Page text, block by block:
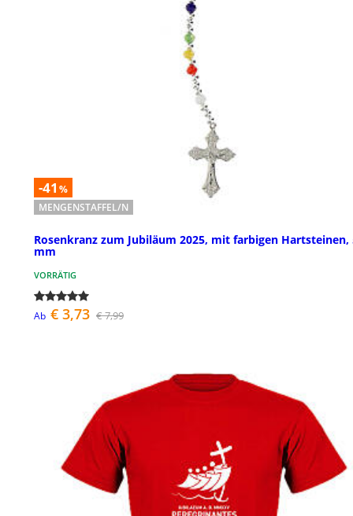
-41 %
MENGENSTAFFEL/N
Rosenkranz zum Jubiläum 2025, mit farbigen Hartsteinen,
mm
VORRÄTIG
Ab € 3,73 € 7,99